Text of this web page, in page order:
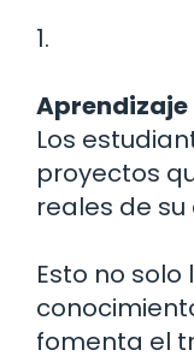
1.
Aprendizaje
Los
proyectos
reales de
Esto no
fomenta el